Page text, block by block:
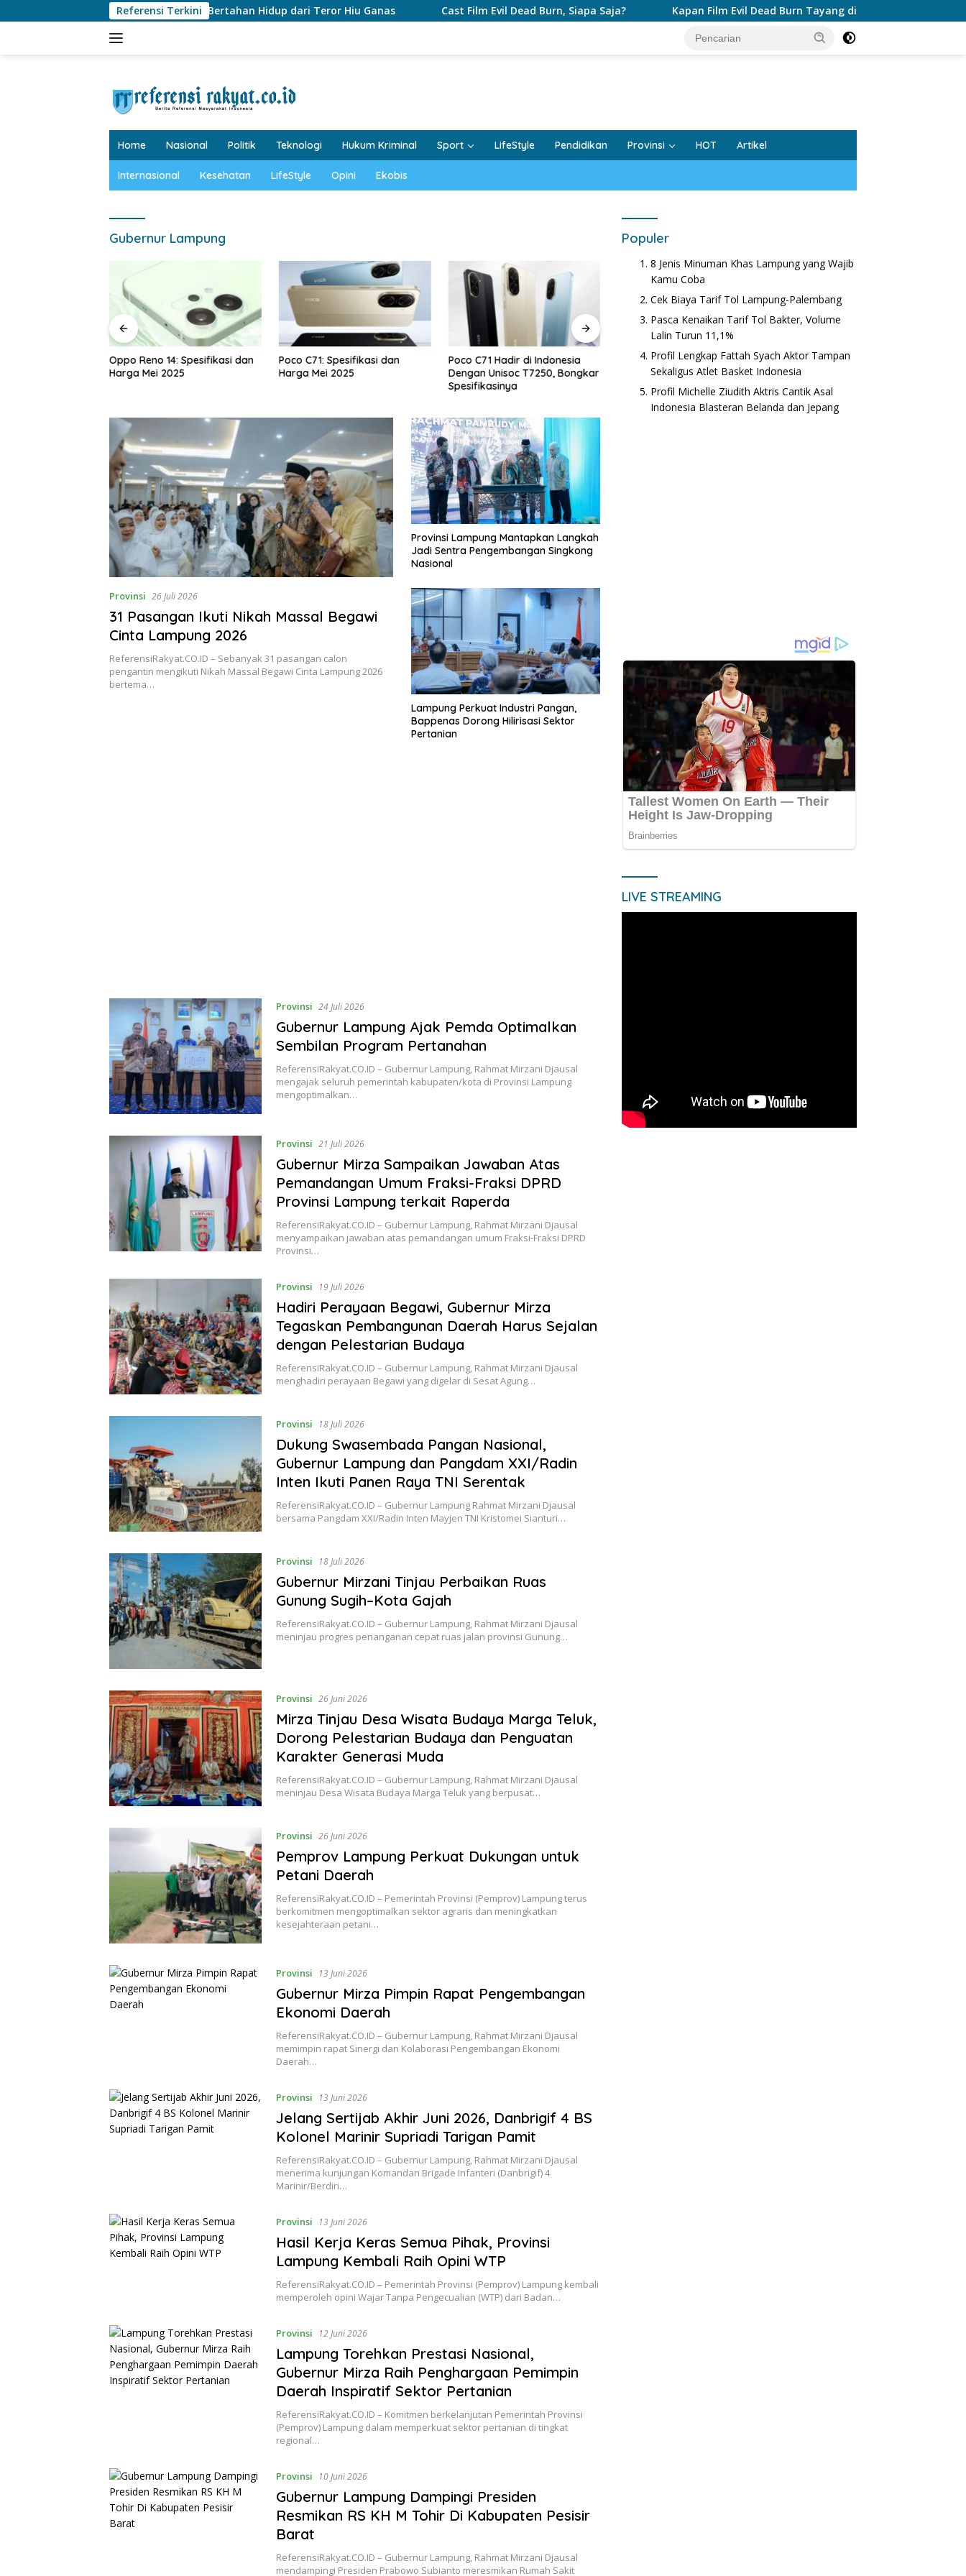
ke
Referensi Terkini
Sinopsis Film Deep Water, Bertahan Hidup dari Teror Hiu Ganas Cast Film Evil Dead Burn, Siapa Saja? Kapan Film Evil Dead Burn Tayang di Indonesia?
Home Nasional Politik Teknologi Hukum Kriminal Sport LifeStyle Pendidikan Provinsi HOT Artikel
Internasional Kesehatan LifeStyle Opini Ekobis
Gubernur Lampung
Oppo Reno 14: Spesifikasi dan
Harga Mei 2025
Poco C71: Spesifikasi dan
Harga Mei 2025
Poco C71 Hadir di Indonesia
Dengan Unisoc T7250, Bongkar
Spesifikasinya
Lenovo Legion Y700 Gen 4: Cek
Spesifikasi dan Harga
FIFGROUP Bengkulu Gelar
Hajatan Cabang, Wujud
Apresiasi Bagi Pelanggan Setia
Provinsi 26 Juli 2026
31 Pasangan Ikuti Nikah Massal Begawi
Cinta Lampung 2026
ReferensiRakyat.CO.ID – Sebanyak 31 pasangan calon
pengantin mengikuti Nikah Massal Begawi Cinta Lampung 2026
bertema…
Provinsi Lampung Mantapkan Langkah
Jadi Sentra Pengembangan Singkong
Nasional
Lampung Perkuat Industri Pangan,
Bappenas Dorong Hilirisasi Sektor
Pertanian
Provinsi 24 Juli 2026
Gubernur Lampung Ajak Pemda Optimalkan
Sembilan Program Pertanahan
ReferensiRakyat.CO.ID – Gubernur Lampung, Rahmat Mirzani Djausal
mengajak seluruh pemerintah kabupaten/kota di Provinsi Lampung
mengoptimalkan…
Provinsi 21 Juli 2026
Gubernur Mirza Sampaikan Jawaban Atas
Pemandangan Umum Fraksi-Fraksi DPRD
Provinsi Lampung terkait Raperda
ReferensiRakyat.CO.ID – Gubernur Lampung, Rahmat Mirzani Djausal
menyampaikan jawaban atas pemandangan umum Fraksi-Fraksi DPRD
Provinsi…
Provinsi 19 Juli 2026
Hadiri Perayaan Begawi, Gubernur Mirza
Tegaskan Pembangunan Daerah Harus Sejalan
dengan Pelestarian Budaya
ReferensiRakyat.CO.ID – Gubernur Lampung, Rahmat Mirzani Djausal
menghadiri perayaan Begawi yang digelar di Sesat Agung…
Provinsi 18 Juli 2026
Dukung Swasembada Pangan Nasional,
Gubernur Lampung dan Pangdam XXI/Radin
Inten Ikuti Panen Raya TNI Serentak
ReferensiRakyat.CO.ID – Gubernur Lampung Rahmat Mirzani Djausal
bersama Pangdam XXI/Radin Inten Mayjen TNI Kristomei Sianturi…
Provinsi 18 Juli 2026
Gubernur Mirzani Tinjau Perbaikan Ruas
Gunung Sugih–Kota Gajah
ReferensiRakyat.CO.ID – Gubernur Lampung, Rahmat Mirzani Djausal
meninjau progres penanganan cepat ruas jalan provinsi Gunung…
Provinsi 26 Juni 2026
Mirza Tinjau Desa Wisata Budaya Marga Teluk,
Dorong Pelestarian Budaya dan Penguatan
Karakter Generasi Muda
ReferensiRakyat.CO.ID – Gubernur Lampung, Rahmat Mirzani Djausal
meninjau Desa Wisata Budaya Marga Teluk yang berpusat…
Provinsi 26 Juni 2026
Pemprov Lampung Perkuat Dukungan untuk
Petani Daerah
ReferensiRakyat.CO.ID – Pemerintah Provinsi (Pemprov) Lampung terus
berkomitmen mengoptimalkan sektor agraris dan meningkatkan
kesejahteraan petani…
Provinsi 13 Juni 2026
Gubernur Mirza Pimpin Rapat Pengembangan
Ekonomi Daerah
ReferensiRakyat.CO.ID – Gubernur Lampung, Rahmat Mirzani Djausal
memimpin rapat Sinergi dan Kolaborasi Pengembangan Ekonomi
Daerah…
Provinsi 13 Juni 2026
Jelang Sertijab Akhir Juni 2026, Danbrigif 4 BS
Kolonel Marinir Supriadi Tarigan Pamit
ReferensiRakyat.CO.ID – Gubernur Lampung, Rahmat Mirzani Djausal
menerima kunjungan Komandan Brigade Infanteri (Danbrigif) 4
Marinir/Berdiri…
Provinsi 13 Juni 2026
Hasil Kerja Keras Semua Pihak, Provinsi
Lampung Kembali Raih Opini WTP
ReferensiRakyat.CO.ID – Pemerintah Provinsi (Pemprov) Lampung kembali
memperoleh opini Wajar Tanpa Pengecualian (WTP) dari Badan…
Provinsi 12 Juni 2026
Lampung Torehkan Prestasi Nasional,
Gubernur Mirza Raih Penghargaan Pemimpin
Daerah Inspiratif Sektor Pertanian
ReferensiRakyat.CO.ID – Komitmen berkelanjutan Pemerintah Provinsi
(Pemprov) Lampung dalam memperkuat sektor pertanian di tingkat
regional…
Provinsi 10 Juni 2026
Gubernur Lampung Dampingi Presiden
Resmikan RS KH M Tohir Di Kabupaten Pesisir
Barat
ReferensiRakyat.CO.ID – Gubernur Lampung, Rahmat Mirzani Djausal
mendampingi Presiden Prabowo Subianto meresmikan Rumah Sakit
Populer
8 Jenis Minuman Khas Lampung yang Wajib
Kamu Coba
Cek Biaya Tarif Tol Lampung-Palembang
Pasca Kenaikan Tarif Tol Bakter, Volume
Lalin Turun 11,1%
Profil Lengkap Fattah Syach Aktor Tampan
Sekaligus Atlet Basket Indonesia
Profil Michelle Ziudith Aktris Cantik Asal
Indonesia Blasteran Belanda dan Jepang
LIVE STREAMING